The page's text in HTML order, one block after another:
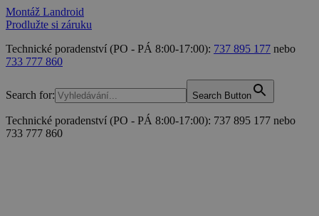
Montáž Landroid
Prodlužte si záruku
Technické poradenství (PO - PÁ 8:00-17:00): 737 895 177 nebo
733 777 860
Search for: Search Button
Technické poradenství (PO - PÁ 8:00-17:00): 737 895 177 nebo
733 777 860